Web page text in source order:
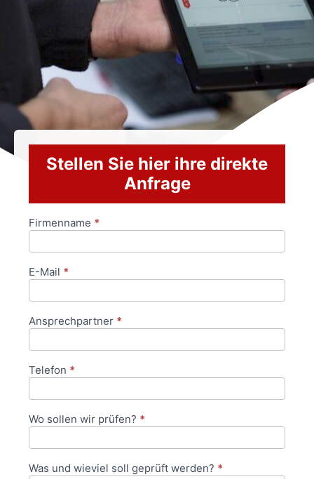
Stellen Sie hier ihre direkte
Anfrage
Anfrageformular
Firmenname *
E-Mail *
Ansprechpartner *
Telefon *
Wo sollen wir prüfen? *
Was und wieviel soll geprüft werden? *